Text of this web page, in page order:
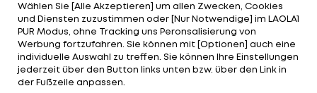
Keeper Kofler hatte keine Probleme. Später
strich ein Versuch von Schütz knapp über das Tor
(62.).
Vom WAC war nach dem Wechsel zunächst wenig
Wählen Sie [Alle Akzeptieren] um allen Zwecken, Cookies
und Diensten zuzustimmen oder [Nur Notwendige] im LAOLA1
PUR Modus, ohne Tracking uns Peronsalisierung von
Werbung fortzufahren. Sie können mit [Optionen] auch eine
individuelle Auswahl zu treffen. Sie können Ihre Einstellungen
jederzeit über den Button links unten bzw. über den Link in
der Fußzeile anpassen.